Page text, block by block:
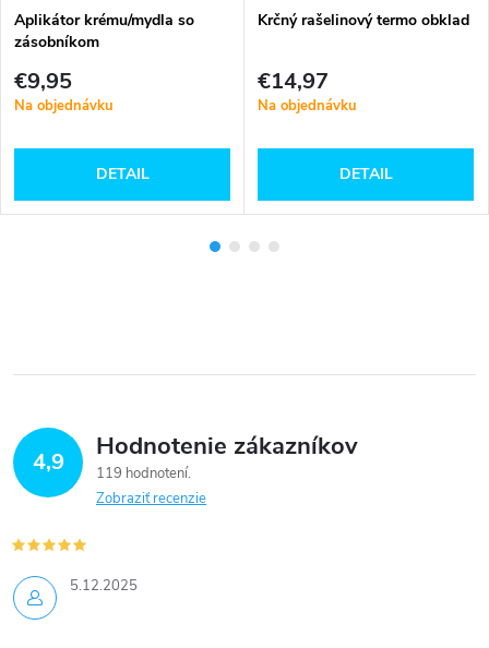
Aplikátor krému/mydla so
zásobníkom
€9,95
Na objednávku
DETAIL
Krčný rašelinový termo obklad
€14,97
Na objednávku
DETAIL
4,9 Hodnotenie zákazníkov
119 hodnotení
Zobraziť recenzie
5.12.2025